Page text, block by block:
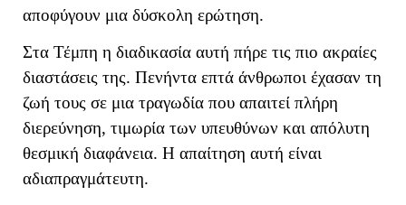
αποφύγουν μια δύσκολη ερώτηση.
Στα Τέμπη η διαδικασία αυτή πήρε τις πιο ακραίες
διαστάσεις της. Πενήντα επτά άνθρωποι έχασαν τη
ζωή τους σε μια τραγωδία που απαιτεί πλήρη
διερεύνηση, τιμωρία των υπευθύνων και απόλυτη
θεσμική διαφάνεια. Η απαίτηση αυτή είναι
αδιαπραγμάτευτη.